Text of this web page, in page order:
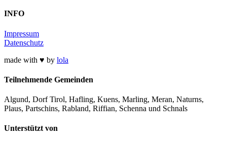
INFO
Impressum
Datenschutz
made with ♥ by lola
Teilnehmende Gemeinden
Algund, Dorf Tirol, Hafling, Kuens, Marling, Meran, Naturns,
Plaus, Partschins, Rabland, Riffian, Schenna und Schnals
Unterstützt von